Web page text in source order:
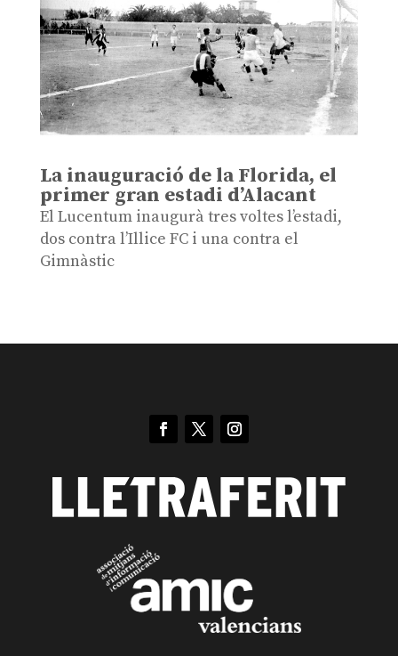
La inauguració de la Florida, el
primer gran estadi d’Alacant
El Lucentum inaugurà tres voltes l’estadi,
dos contra l’Illice FC i una contra el
Gimnàstic